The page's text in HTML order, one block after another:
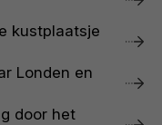
kustplaatsje
Londen en
door het